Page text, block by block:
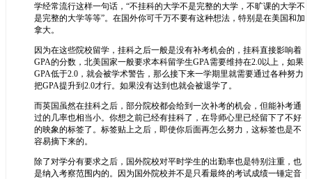
学经常流行这样一句话，“不挂科的大学不是完整的大学，不旷课的大学不
是完整的大学等等”。在国外你可千万不要有这种想法，特别是在美国和加
拿大。
因为在这些院校留学，挂科之后一般是没有补考机会的，挂科直接影响着
GPA的分数，北美国家一般要求本科留学生GPA需要维持在2.0以上，如果
GPA低于2.0，就会被学术警告，那么接下来一学期里就需要通过各种努力
把GPA提升到2.0才行。如果没有达到也就会被退学了。
而英国虽然在挂科之后，部分院校都会给到一次补考的机会，但能补考通
过的几率也相当小。你想之前已经有挂科了，在导师心里已经留下了不好
的映象的标签了。标签贴上之后，即使你后面再怎么努力，这标签也是不
容易摘下来的。
除了对学分有要求之后，国外院校对平时学生的出勤率也是特别注重，也
是纳入考察范围内的。因为国外院校并不是只看最终的考试成绩一锤定音